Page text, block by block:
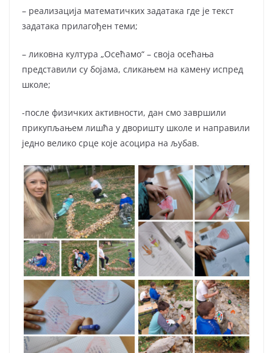
– реализација математичких задатака где је текст
задатака прилагођен теми;
– ликовна култура „Осећамо“ – своја осећања
представили су бојама, сликањем на камену испред
школе;
-после физичких активности, дан смо завршили
прикупљањем лишћа у дворишту школе и направили
једно велико срце које асоцира на љубав.